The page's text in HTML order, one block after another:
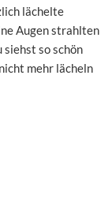
lächelte
Augen strahlten
siehst so schön
mehr lächeln